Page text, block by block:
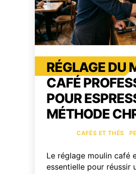
RÉGLAGE DU
CAFÉ
POUR
MÉTHODE
CatégoriesCAFÉS ET THÉS
Le réglage moulin café
essentielle pour réussir